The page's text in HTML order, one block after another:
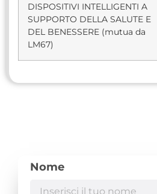
DISPOSITIVI INTELLIGENTI A
SUPPORTO DELLA SALUTE E
DEL BENESSERE (mutua da
LM67)
Nome